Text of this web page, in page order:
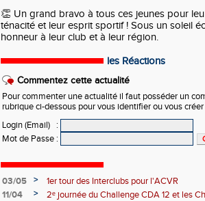
👏 Un grand bravo à tous ces jeunes pour
ténacité et leur esprit sportif ! Sous un soleil
honneur à leur club et à leur région.
les Réactions
Commentez cette actualité
Pour commenter une actualité il faut posséder un
rubrique ci-dessous pour vous identifier ou vous
Login (Email)
:
Mot de Passe :
03/05 >
1er tour des Interclubs pour l'ACVR
11/04
>
2ᵉ journée du Challenge CDA 12 et les